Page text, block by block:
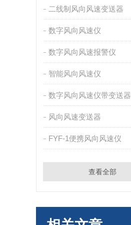
二线制风向风速变送器
数字风向风速仪
数字风向风速报警仪
智能风向风速仪
数字风向风速仪带变送器
风向风速变送器
FYF-1便携风向风速仪
查看全部